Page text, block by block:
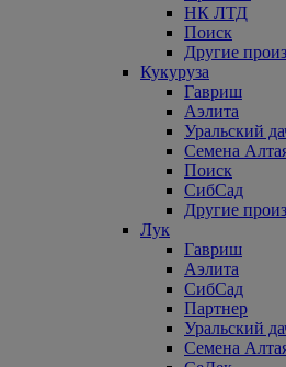
НК ЛТД
Поиск
Другие
Кукуруза
Гавриш
Аэлита
Уральский
Семена
Поиск
СибСад
Другие
Лук
Гавриш
Аэлита
СибСад
Партнер
Уральский
Семена